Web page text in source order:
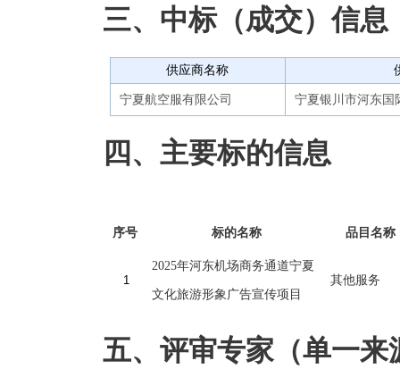
三、中标（成交）信息
供应商名称
宁夏航空服有限公司 宁夏银川市河东国
四、主要标的信息
序号 标的名称 品目名称
2025年河东机场商务通道宁夏
文化旅游形象广告宣传项目
其他服务
五、评审专家（单一